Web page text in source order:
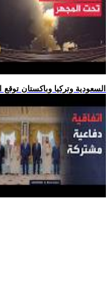
.. السعودية وتركيا وباكستان